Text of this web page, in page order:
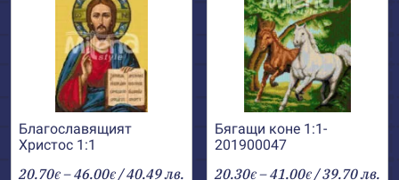
Благославящият
Христос 1:1
20.70€ –46.00€Price
/ 40.49 лв.
Бягащи коне 1:1-
201900047
20.30€ –41.00€Price
/ 39.70 лв.